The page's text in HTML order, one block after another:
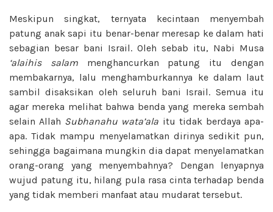
Meskipun singkat, ternyata kecintaan menyembah
patung anak sapi itu benar-benar meresap ke dalam hati
sebagian besar bani Israil. Oleh sebab itu, Nabi Musa
‘alaihis salammenghancurkan patung itu dengan
membakarnya, lalu menghamburkannya ke dalam laut
sambil disaksikan oleh seluruh bani Israil. Semua itu
agar mereka melihat bahwa benda yang mereka sembah
selain Allah Subhanahu wata’ala itu tidak berdaya apa-
apa. Tidak mampu menyelamatkan dirinya sedikit pun,
sehingga bagaimana mungkin dia dapat menyelamatkan
orang-orang yang menyembahnya? Dengan lenyapnya
wujud patung itu, hilang pula rasa cinta terhadap benda
yang tidak memberi manfaat atau mudarat tersebut.